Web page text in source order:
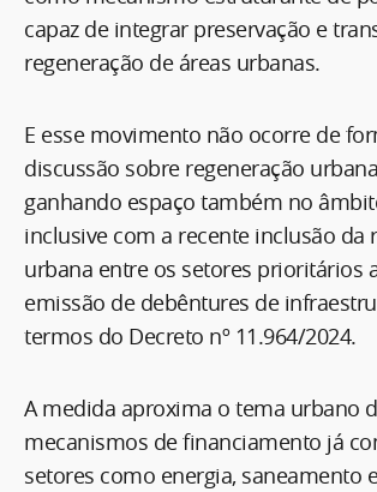
capaz de integrar preservação e
regeneração de áreas urbanas.
E esse movimento não ocorre de
discussão sobre regeneração
ganhando espaço também no
inclusive com a recente inclusão da
urbana entre os setores prioritários
emissão de debêntures de
termos do Decreto nº 11.964/2024.
A medida aproxima o tema urbano
mecanismos de financiamento já
setores como energia, saneamento